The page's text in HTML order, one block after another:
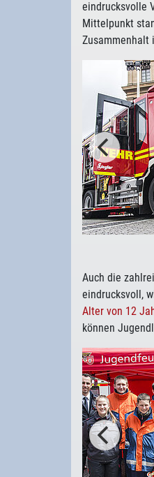
eindrucksvolle
Mittelpunkt
Zusammenhalt
Auch die
eindrucksvoll,
Alter von 12
können